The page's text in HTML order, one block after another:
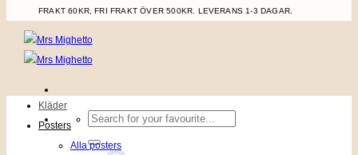
FRAKT 60KR, FRI FRAKT ÖVER 500KR. LEVERANS 1-3 DAGAR.
Sök
efter:
Kläder
Posters
Alla posters